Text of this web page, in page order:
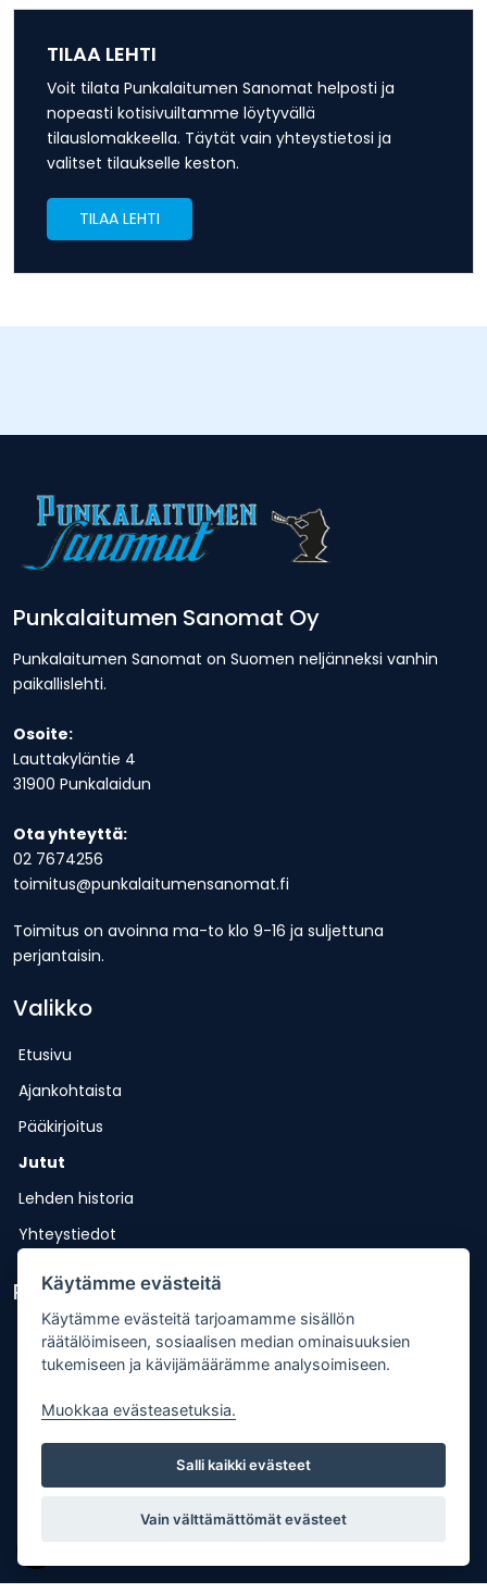
TILAA LEHTI
Voit tilata Punkalaitumen Sanomat helposti ja
nopeasti kotisivuiltamme löytyvällä
tilauslomakkeella. Täytät vain yhteystietosi ja
valitset tilaukselle keston.
TILAA LEHTI
Punkalaitumen Sanomat Oy
Punkalaitumen Sanomat on Suomen neljänneksi vanhin
paikallislehti.
Osoite:
Lauttakyläntie 4
31900 Punkalaidun
Ota yhteyttä:
02 7674256
toimitus@punkalaitumensanomat.fi
Toimitus on avoinna ma-to klo 9-16 ja suljettuna
perjantaisin.
Valikko
Etusivu
Ajankohtaista
Pääkirjoitus
Jutut
Lehden historia
Yhteystiedot
Pikalinkit
Lähetä uutisvinkki
Kopiointiohje
Mediakortti
Tilaa lehti
Osoitteenmuutos
Käytämme evästeitä
Käytämme evästeitä tarjoamamme sisällön
räätälöimiseen, sosiaalisen median ominaisuuksien
tukemiseen ja kävijämäärämme analysoimiseen.
Muokkaa evästeasetuksia.
Salli kaikki evästeet
Vain välttämättömät evästeet